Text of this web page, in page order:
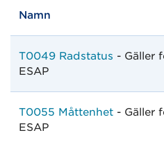
Namn
T0049 Radstatus - Gäller
ESAP
T0055 Måttenhet - Gäller
ESAP